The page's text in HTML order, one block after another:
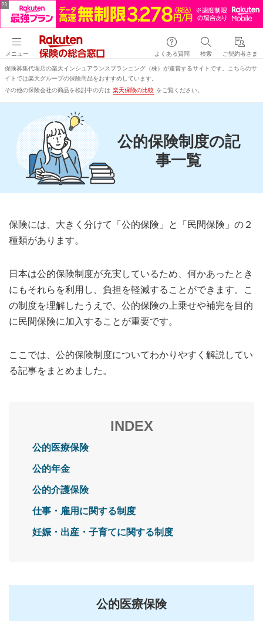
メニュー よくある質問 検索 ご契約者さま
保険募集代理店の楽天インシュアランスプランニング（株）が運営するサイトです。こちらのサ
イトでは楽天グループの保険商品をおすすめしています。
その他の保険会社の商品を検討中の方は 楽天保険の比較 をご覧ください。
公的保険制度の記
事一覧
保険には、大きく分けて「公的保険」と「民間保険」の２
種類があります。
日本は公的保険制度が充実しているため、何かあったとき
にもそれらを利用し、負担を軽減することができます。こ
の制度を理解したうえで、公的保険の上乗せや補完を目的
に民間保険に加入することが重要です。
ここでは、公的保険制度についてわかりやすく解説してい
る記事をまとめました。
INDEX
公的医療保険
公的年金
公的介護保険
仕事・雇用に関する制度
妊娠・出産・子育てに関する制度
公的医療保険